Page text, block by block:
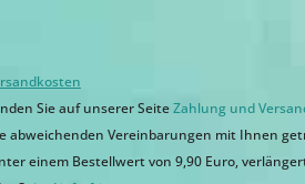
Sie auf unserer SeiteZahlung und
Vereinbarungen mit Ihnen
einem Bestellwert von 9,90 Euro,